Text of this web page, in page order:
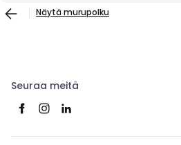
Näytä murupolku
Seuraa meitä